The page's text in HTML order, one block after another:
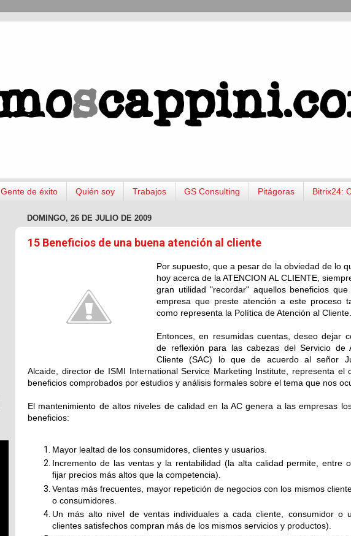
Gente de éxito Quién soy Trabajos GS Consulting Pitágoras Bitrix24:
DOMINGO, 26 DE JULIO DE 2009
15 Beneficios de una buena atención al cliente
Por supuesto, que a pesar de la obviedad de lo
hoy acerca de la ATENCION AL CLIENTE,
gran utilidad "recordar" aquellos beneficios que
empresa que preste atención a este proceso
como representa la Política de Atención al Cliente.
Entonces, en resumidas cuentas, deseo dejar
de reflexión para las cabezas del Servicio de
Cliente (SAC) lo que de acuerdo al señor
Alcaide, director de ISMI International Service Marketing Institute, representa el
beneficios comprobados por estudios y análisis formales sobre el tema que nos
El mantenimiento de altos niveles de calidad en la AC genera a las empresas
beneficios:
Mayor lealtad de los consumidores, clientes y usuarios.
Incremento de las ventas y la rentabilidad (la alta calidad permite, entre
fijar precios más altos que la competencia).
Ventas más frecuentes, mayor repetición de negocios con los mismos
o consumidores.
Un más alto nivel de ventas individuales a cada cliente, consumidor o
clientes satisfechos compran más de los mismos servicios y productos).